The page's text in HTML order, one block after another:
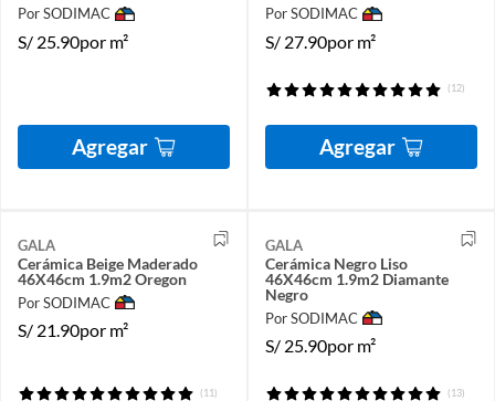
Por SODIMAC
S/ 25.90por m²
Agregar
Por SODIMAC
S/ 27.90por m²
(12)
Agregar
GALA
Cerámica Beige Maderado
46X46cm 1.9m2 Oregon
Por SODIMAC
S/ 21.90por m²
(11)
GALA
Cerámica Negro Liso
46X46cm 1.9m2 Diamante
Negro
Por SODIMAC
S/ 25.90por m²
(13)